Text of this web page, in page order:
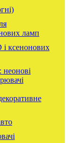
ламп
ксенонових
неонові